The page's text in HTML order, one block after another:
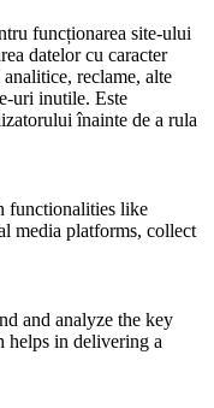
funcționarea site-ului
datelor cu caracter
reclame, alte
uri inutile. Este
înainte de a rula
functionalities like
media platforms, collect
and analyze the key
helps in delivering a